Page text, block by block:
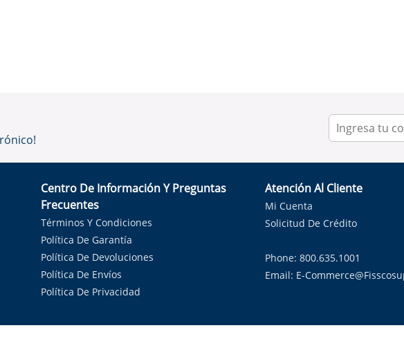
Centro De Información Y Preguntas
Frecuentes
Términos Y Condiciones
Política De Garantía
Política De Devoluciones
Política De Envíos
Política De Privacidad
Atención Al Cliente
Mi Cuenta
Solicitud De Crédito
Phone: 800.635.1001
Email: E-